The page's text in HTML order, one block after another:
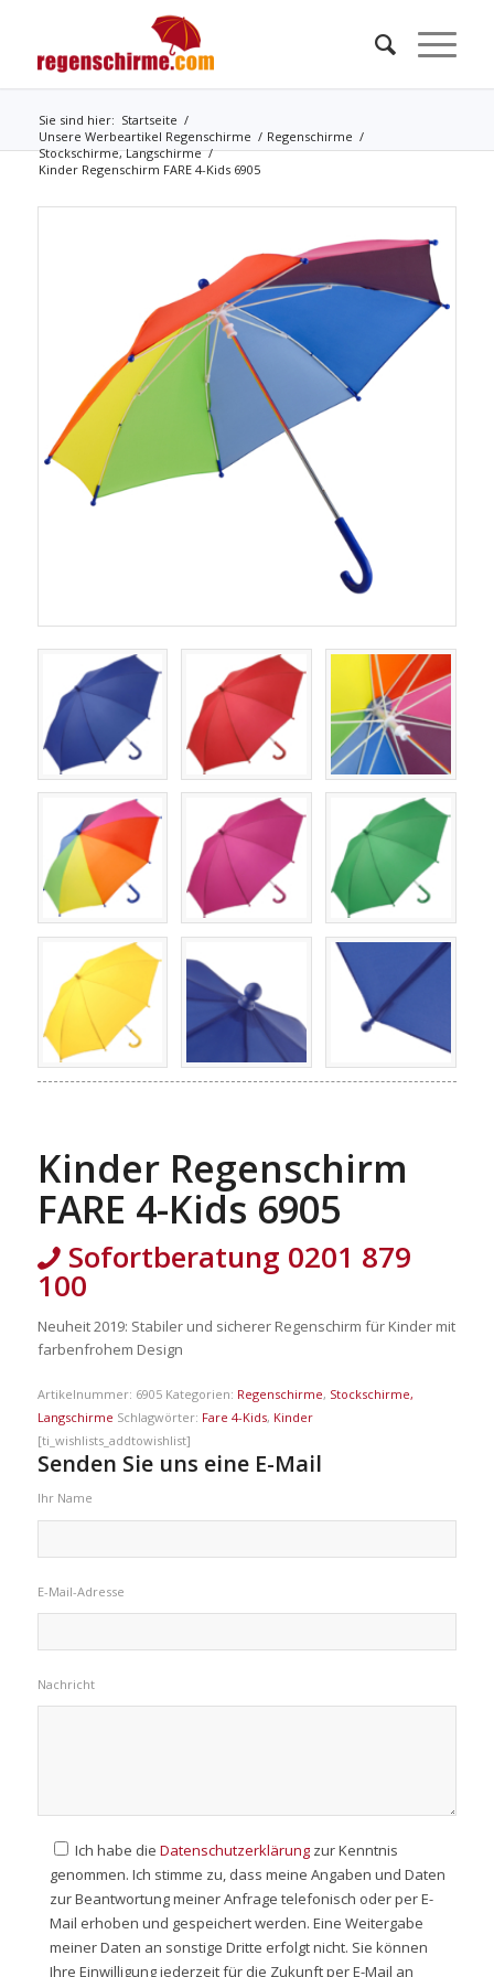
Sie sind hier: Startseite /
Unsere Werbeartikel Regenschirme / Regenschirme /
Stockschirme, Langschirme /
Kinder Regenschirm FARE 4-Kids 6905
Kinder Regenschirm
FARE 4-Kids 6905
Sofortberatung 0201 879
100
Neuheit 2019: Stabiler und sicherer Regenschirm für Kinder mit
farbenfrohem Design
Artikelnummer: 6905 Kategorien: Regenschirme, Stockschirme,
Langschirme Schlagwörter: Fare 4-Kids, Kinder
[ti_wishlists_addtowishlist]
Senden Sie uns eine E-Mail
Ihr Name
E-Mail-Adresse
Nachricht
Ich habe die Datenschutzerklärungzur Kenntnis
genommen. Ich stimme zu, dass meine Angaben und Daten
zur Beantwortung meiner Anfrage telefonisch oder per E-
Mail erhoben und gespeichert werden. Eine Weitergabe
meiner Daten an sonstige Dritte erfolgt nicht. Sie können
Ihre Einwilligung jederzeit für die Zukunft per E-Mail an